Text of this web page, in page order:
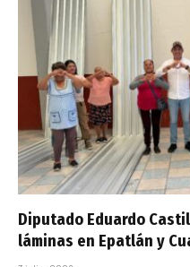
Diputado Eduardo
láminas en Epatlán y